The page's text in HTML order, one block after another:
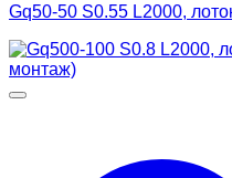
Gq50-50 S0.55 L2000,